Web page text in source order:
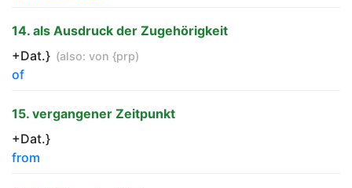
14. als Ausdruck der Zugehörigkeit
+Dat.} (also: von {prp)
of
15. vergangener Zeitpunkt
+Dat.}
from